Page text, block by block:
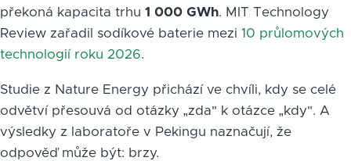
překoná kapacita trhu 1 000 GWh. MIT Technology
Review zařadil sodíkové baterie mezi 10 průlomových
technologií roku 2026.
Studie z Nature Energy přichází ve chvíli, kdy se celé
odvětví přesouvá od otázky „zda" k otázce „kdy". A
výsledky z laboratoře v Pekingu naznačují, že
odpověď může být: brzy.